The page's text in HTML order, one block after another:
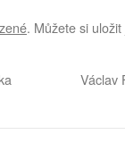
. Můžete si
Václav